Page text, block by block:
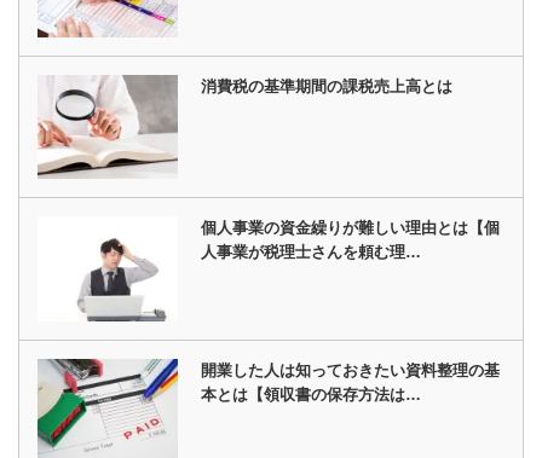
消費税の基準期間の課税売上高とは
個人事業の資金繰りが難しい理由とは【個
人事業が税理士さんを頼む理…
開業した人は知っておきたい資料整理の基
本とは【領収書の保存方法は…